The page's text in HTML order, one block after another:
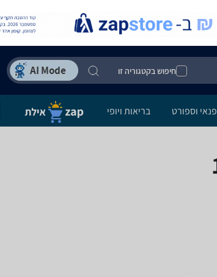
חיפוש בקטגוריה זו
פנאי וספורט בריאות ויופי